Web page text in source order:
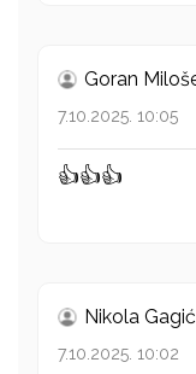
Goran
7.10.2025. 10:05
👍👍👍
Nikola Gagić
7.10.2025. 10:02